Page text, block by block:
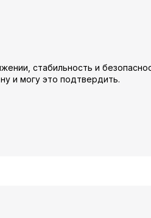
стабильность и
и могу это подтвердить.